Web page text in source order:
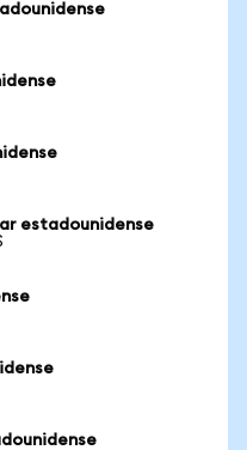
estadounidense